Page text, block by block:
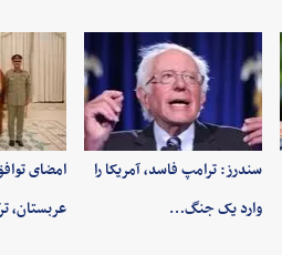
سندرز: ترامپ فاسد، آمریکا را
وارد یک جنگ…
امضای
عربستان،